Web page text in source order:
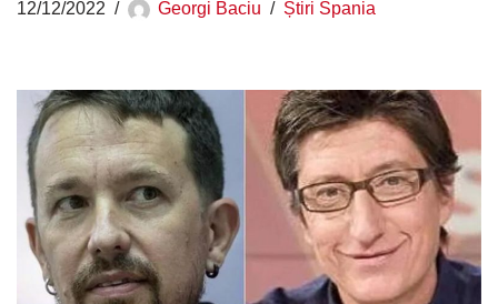
12/12/2022 Georgi Baciu Știri Spania